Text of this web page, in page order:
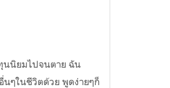
นนิยมไปจนตาย ฉัน
นๆในชีวิตด้วย พูดง่ายๆก็